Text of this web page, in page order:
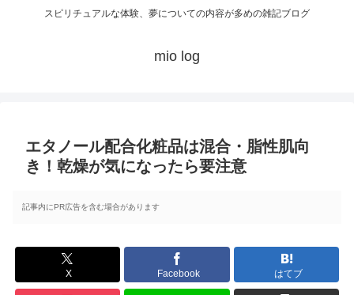
スピリチュアルな体験、夢についての内容が多めの雑記ブログ
mio log
エタノール配合化粧品は混合・脂性肌向
き！乾燥が気になったら要注意
記事内にPR広告を含む場合があります
X Facebook はてブ